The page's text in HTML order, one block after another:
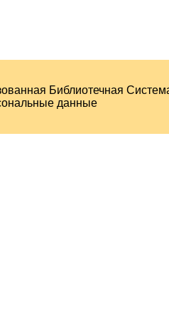
Библиотечная
данные